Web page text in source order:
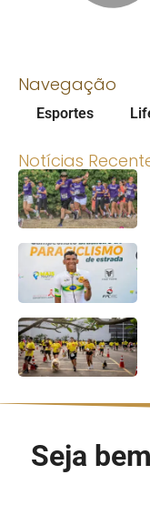
Navegação
Esportes
Notícias
Seja